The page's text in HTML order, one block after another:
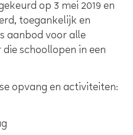
op 3 mei 2019 en
toegankelijk en
aanbod voor alle
schoollopen in een
opvang en activiteiten: